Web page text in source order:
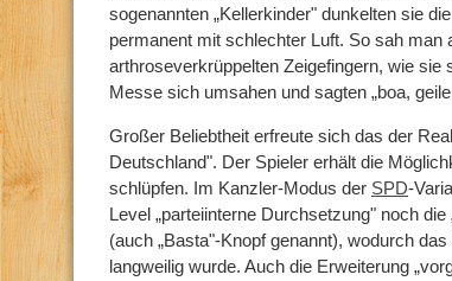
sogenannten „Kellerkinder" dunkelten sie
permanent mit schlechter Luft. So sah
arthroseverkrüppelten Zeigefingern, wie
Messe sich umsahen und sagten „boa,
Großer Beliebtheit erfreute sich das der
Deutschland". Der Spieler erhält die
schlüpfen. Im Kanzler-Modus der SPD-
Level „parteiinterne Durchsetzung" noch
(auch „Basta"-Knopf genannt), wodurch
langweilig wurde. Auch die Erweiterung